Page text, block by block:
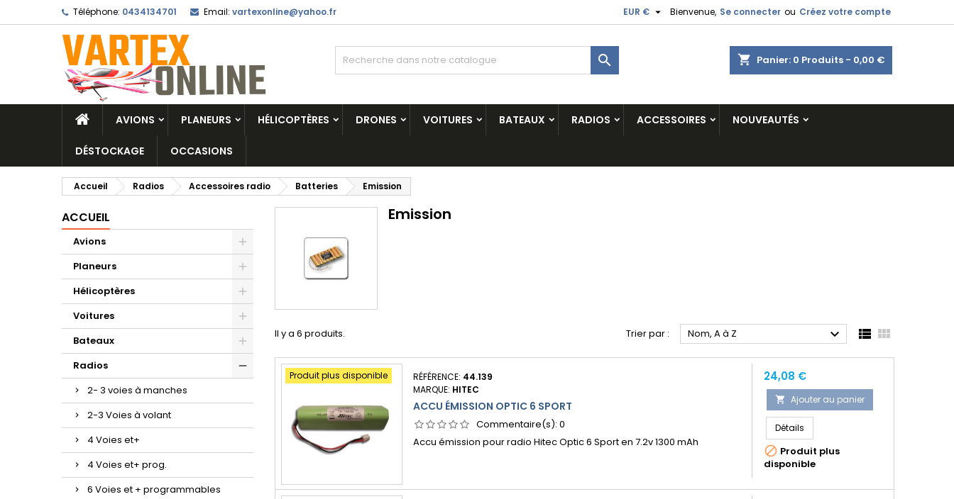
Téléphone: 0434134701 Email: vartexonline@yahoo.fr Bienvenue, Se connecter ou Créez votre compte
EUR € 
shopping_cart Panier: 0 Produits - 0,00 €

AVIONS PLANEURS HÉLICOPTÈRES DRONES VOITURES BATEAUX RADIOS ACCESSOIRES NOUVEAUTÉS
DÉSTOCKAGE OCCASIONS
Accueil Radios Accessoires radio Batteries Emission
ACCUEIL
Avions
Planeurs
Hélicoptères
Voitures
Bateaux
Radios
2- 3 voies à manches
2-3 Voies à volant
4 Voies et+
4 Voies et+ prog.
6 Voies et + programmables
Emission
Il y a 6 produits. Trier par : Nom, A à Z   
Produit plus disponible RÉFÉRENCE: 44.139
MARQUE: HITEC
ACCU ÉMISSION OPTIC 6 SPORT
Commentaire(s): 0
Accu émission pour radio Hitec Optic 6 Sport en 7.2v 1300 mAh
Prix
24,08 €
 Ajouter au panier
Détails
 Produit plus
disponible